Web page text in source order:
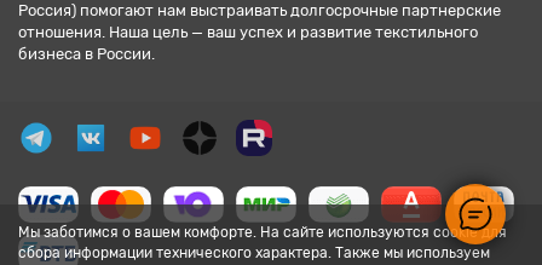
Мы заботимся о вашем комфорте. На сайте используются cookie для
сбора информации технического характера. Также мы используем
Россия) помогают нам выстраивать долгосрочные партнерские
отношения. Наша цель — ваш успех и развитие текстильного
бизнеса в России.